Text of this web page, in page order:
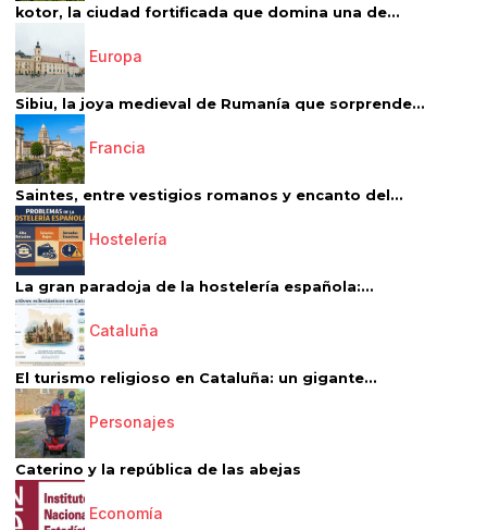
kotor, la ciudad fortificada que domina una de...
Europa
Sibiu, la joya medieval de Rumanía que sorprende...
Francia
Saintes, entre vestigios romanos y encanto del...
Hostelería
La gran paradoja de la hostelería española:...
Cataluña
El turismo religioso en Cataluña: un gigante...
Personajes
Caterino y la república de las abejas
Economía